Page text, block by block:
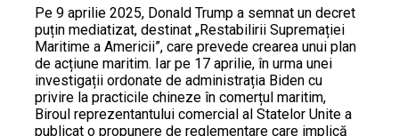
Pe 9 aprilie 2025, Donald Trump a semnat un decret
puțin mediatizat, destinat „Restabilirii Supremației
Maritime a Americii”, care prevede crearea unui plan
de acțiune maritim. Iar pe 17 aprilie, în urma unei
investigații ordonate de administrația Biden cu
privire la practicile chineze în comerțul maritim,
Biroul reprezentantului comercial al Statelor Unite a
publicat o propunere de reglementare care implică